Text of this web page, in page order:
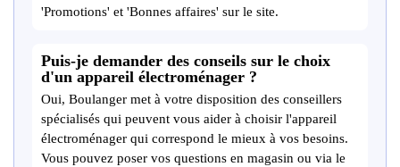
'Promotions' et 'Bonnes affaires' sur le site.
Puis-je demander des conseils sur le choix
d'un appareil électroménager ?
Oui, Boulanger met à votre disposition des conseillers
spécialisés qui peuvent vous aider à choisir l'appareil
électroménager qui correspond le mieux à vos besoins.
Vous pouvez poser vos questions en magasin ou via le